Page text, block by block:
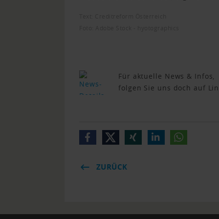
Für aktuelle News & Infos,
folgen Sie uns doch auf
ZURÜCK